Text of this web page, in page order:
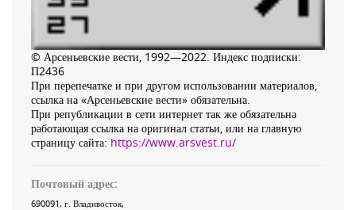
© Арсеньевские вести, 1992—2022. Индекс подписки:
П2436
При перепечатке и при другом использовании материалов,
ссылка на «Арсеньевские вести» обязательна.
При републикации в сети интернет так же обязательна
работающая ссылка на оригинал статьи, или на главную
страницу сайта: https://www.arsvest.ru/
Почтовый адрес:
690091, г. Владивосток,